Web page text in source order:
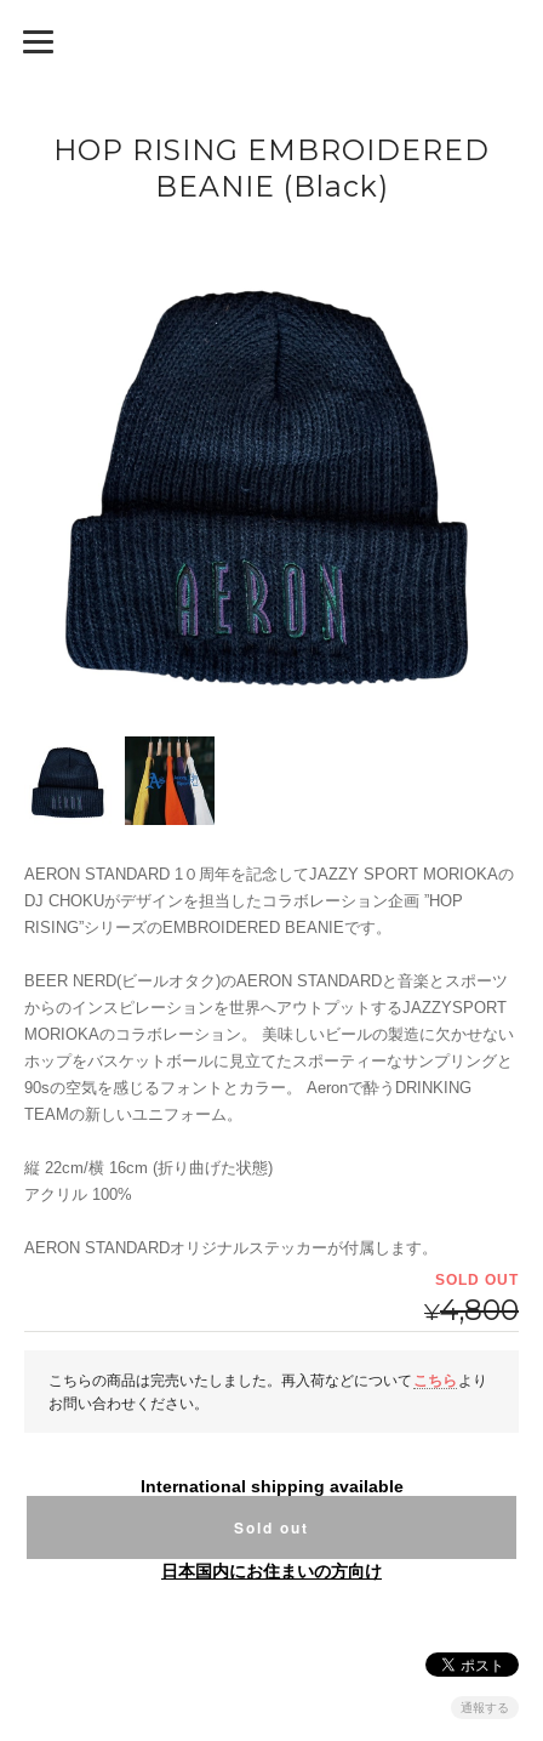
HOP RISING EMBROIDERED
BEANIE (Black)
AERON STANDARD 1０周年を記念してJAZZY SPORT MORIOKAの
DJ CHOKUがデザインを担当したコラボレーション企画 ”HOP
RISING”シリーズのEMBROIDERED BEANIEです。
BEER NERD(ビールオタク)のAERON STANDARDと音楽とスポーツ
からのインスピレーションを世界へアウトプットするJAZZYSPORT
MORIOKAのコラボレーション。 美味しいビールの製造に欠かせない
ホップをバスケットボールに見立てたスポーティーなサンプリングと
90sの空気を感じるフォントとカラー。 Aeronで酔うDRINKING
TEAMの新しいユニフォーム。
縦 22cm/横 16cm (折り曲げた状態)
アクリル 100%
AERON STANDARDオリジナルステッカーが付属します。
SOLD OUT
¥4,800
こちらの商品は完売いたしました。再入荷などについて こちら より
お問い合わせください。
International shipping available
Sold out
日本国内にお住まいの方向け
通報する